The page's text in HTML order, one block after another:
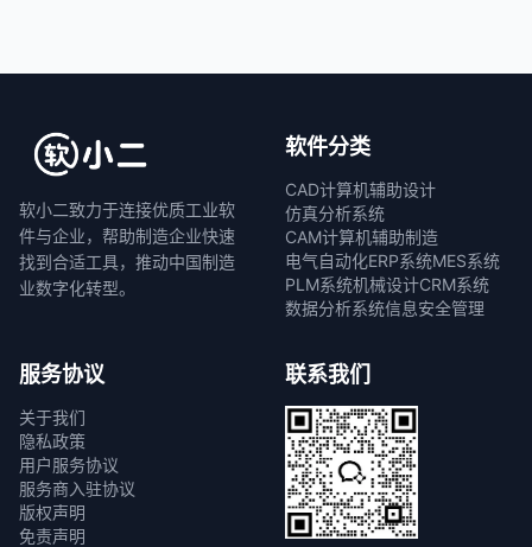
软小二致力于连接优质工业软
件与企业，帮助制造企业快速
找到合适工具，推动中国制造
业数字化转型。
软件分类
CAD计算机辅助设计
仿真分析系统
CAM计算机辅助制造
电气自动化ERP系统MES系统
PLM系统机械设计CRM系统
数据分析系统信息安全管理
服务协议
关于我们
隐私政策
用户服务协议
服务商入驻协议
版权声明
免责声明
联系我们